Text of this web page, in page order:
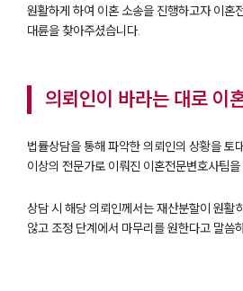
원활하게 하여 이혼 소송을 진행하고자 이혼
대륜을 찾아주셨습니다.
의뢰인이 바라는 대로 이
법률상담을 통해 파악한 의뢰인의 상황을 토
이상의 전문가로 이뤄진 이혼전문변호사팀
상담 시 해당 의뢰인께서는 재산분할이 원활
않고 조정 단계에서 마무리를 원한다고 말씀